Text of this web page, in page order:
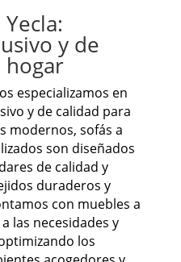
y de
hogar
especializamos en
y de calidad para
modernos, sofás a
son diseñados
de calidad y
duraderos y
con muebles a
las necesidades y
los